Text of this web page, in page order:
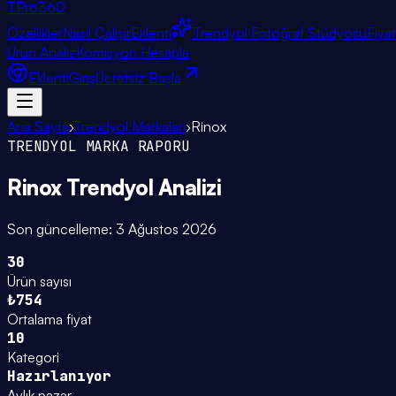
TPro360
ÖzelliklerNasıl ÇalışırEklenti Trendyol Fotoğraf Stüdyosu
Ürün AnalizKomisyon Hesapla
EklentiGirişÜcretsiz Başla
Ana Sayfa›Trendyol Markaları›Rinox
TRENDYOL MARKA RAPORU
Rinox Trendyol Analizi
Son güncelleme: 3 Ağustos 2026
30
Ürün sayısı
₺754
Ortalama fiyat
10
Kategori
Hazırlanıyor